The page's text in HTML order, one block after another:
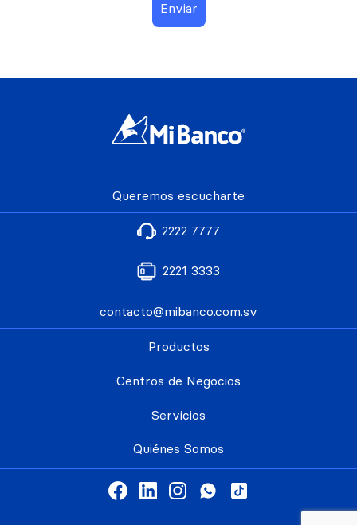
Queremos escucharte
2222 7777
2221 3333
contacto@mibanco.com.sv
Productos
Centros de Negocios
Servicios
Quiénes Somos